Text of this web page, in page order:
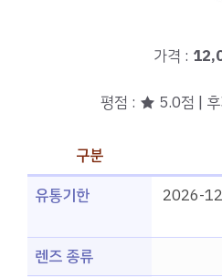
가격 :
평점 : ★ 5.0점 | 후
구분
유통기한
2026-
렌즈 종류